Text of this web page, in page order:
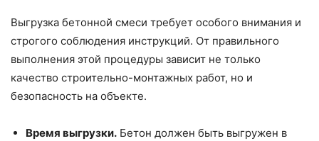
Выгрузка бетонной смеси требует особого внимания и
строгого соблюдения инструкций. От правильного
выполнения этой процедуры зависит не только
качество строительно-монтажных работ, но и
безопасность на объекте.
Время выгрузки. Бетон должен быть выгружен в